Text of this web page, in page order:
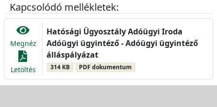
Kapcsolódó mellékletek:
Megnéz
Letöltés
Hatósági Ügyosztály Adóügyi Iroda
Adóügyi ügyintéző - Adóügyi ügyintéző
álláspályázat
314 KB PDF dokumentum